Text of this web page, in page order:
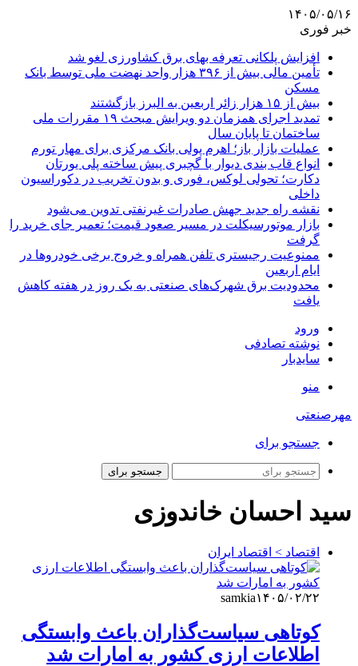
۱۴۰۵/۰۵/۱۶
خبر فوری
افزایش پلکانی تعرفه بهای برق کشاورزی لغو شد
تأمین مالی بیش از ۳۹۶ هزار واحد نهضت ملی توسط بانک
مسکن
بیش از ۱۵ هزار زائر اربعین به البرز بازگشتند
تمدید اجرای همزمان دو ویرایش مبحث ۱۹ مقررات ملی
ساختمان تا پایان سال
عملیات بازار باز؛ اهرم پولی بانک مرکزی برای مهار تورم
انواع قاب بندی دیوار با گچبری پیش ساخته پلی یورتان
دکارت؛ تحولی لوکس، فوری و بدون تخریب در دکوراسیون
داخلی
نقشه راه جدید جهش صادرات غیرنفتی تدوین می‌شود
بازار موتورسیکلت در مسیر صعود قیمت؛ تعمیر جای خرید را
گرفت
ممنوعیت رجیستری تلفن همراه و خروج برخی خودروها در
ایام اربعین
محدودیت برق شهرک‌های صنعتی به یک روز در هفته کاهش
یافت
ورود
نوشته تصادفی
سایدبار
منو
مهرصنعتی
جستجو برای
جستجو برای
سید احسان خاندوزی
اقتصاد > اقتصاد ایران
samkia۱۴۰۵/۰۲/۲۲
کوتاهی سیاست‌گذاران باعث وابستگی
اطلاعات ارزی کشور به امارات شد